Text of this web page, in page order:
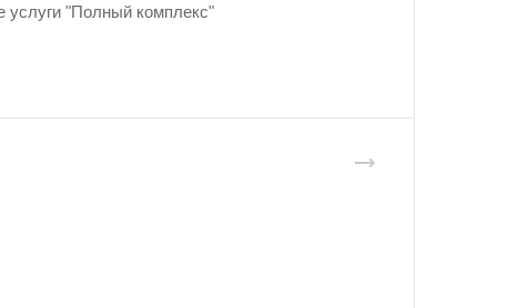
услуги "Полный комплекс"